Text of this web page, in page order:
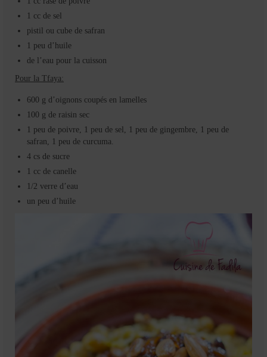
1 cc de sel
pistil ou cube de safran
1 peu d’huile
de l’eau pour la cuisson
Pour la Tfaya:
600 g d’oignons coupés en lamelles
100 g de raisin sec
1 peu de poivre, 1 peu de sel, 1 peu de gingembre, 1 peu de
safran, 1 peu de curcuma.
4 cs de sucre
1 cc de canelle
1/2 verre d’eau
un peu d’huile